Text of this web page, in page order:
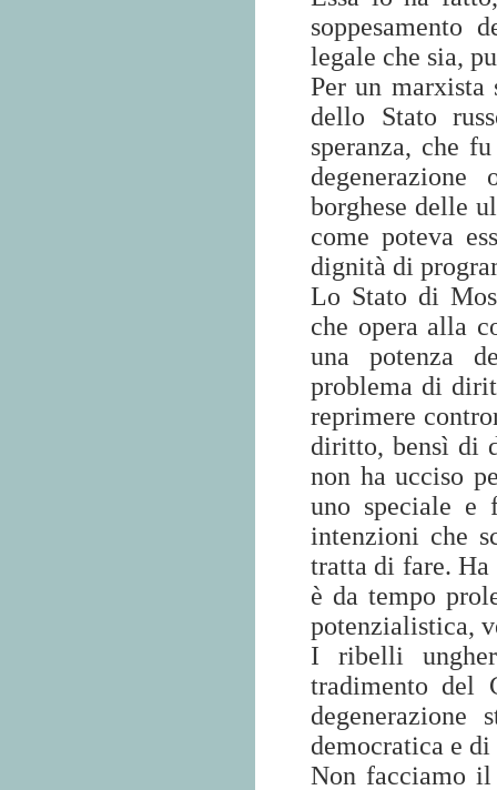
soppesamento
legale che sia,
Per un marxista
dello Stato
speranza, che
borghese delle
come poteva
dignità di
Lo Stato di
che opera alla
una potenza
problema di
reprimere
diritto, bensì di
non ha ucciso
uno speciale e
intenzioni che
tratta di fare.
è da tempo
potenzialistica,
I ribelli
tradimento del
democratica e
Non facciamo